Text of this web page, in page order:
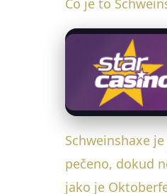
Co je to
Schweinshaxe
pečeno, dokud
jako je